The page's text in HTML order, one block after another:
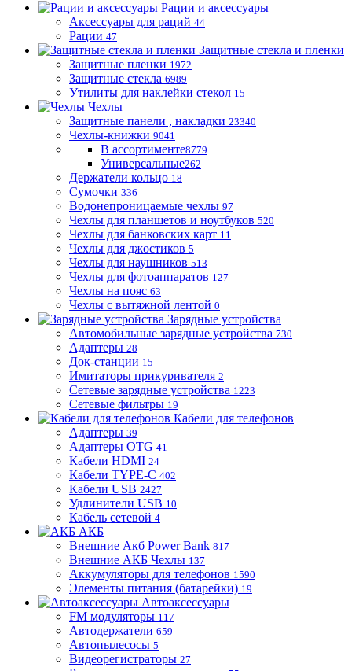
Рации и аксессуары
Аксессуары для раций 44
Рации 47
Защитные стекла и пленки
Защитные пленки 1972
Защитные стекла 6989
Утилиты для наклейки стекол 15
Чехлы
Защитные панели , накладки 23340
Чехлы-книжки 9041
В ассортименте8779
Универсальные262
Держатели кольцо 18
Сумочки 336
Водонепроницаемые чехлы 97
Чехлы для планшетов и ноутбуков 520
Чехлы для банковских карт 11
Чехлы для джостиков 5
Чехлы для наушников 513
Чехлы для фотоаппаратов 127
Чехлы на пояс 63
Чехлы с вытяжной лентой 0
Зарядные устройства
Автомобильные зарядные устройства 730
Адаптеры 28
Док-станции 15
Имитаторы прикуривателя 2
Сетевые зарядные устройства 1223
Сетевые фильтры 19
Кабели для телефонов
Адаптеры 39
Адаптеры OTG 41
Кабели HDMI 24
Кабели TYPE-C 402
Кабели USB 2427
Удлинители USB 10
Кабель сетевой 4
АКБ
Внешние Акб Power Bank 817
Внешние АКБ Чехлы 137
Аккумуляторы для телефонов 1590
Элементы питания (батарейки) 19
Автоаксессуары
FM модуляторы 117
Автодержатели 659
Автопылесосы 5
Видеорегистраторы 27